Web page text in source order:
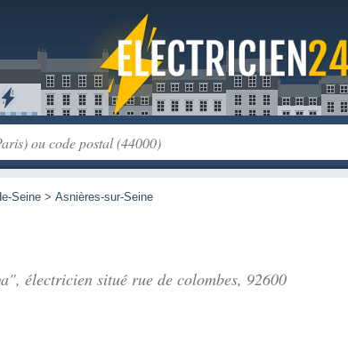
Seine > Asnières-sur-Seine
électricien situé rue de colombes, 92600